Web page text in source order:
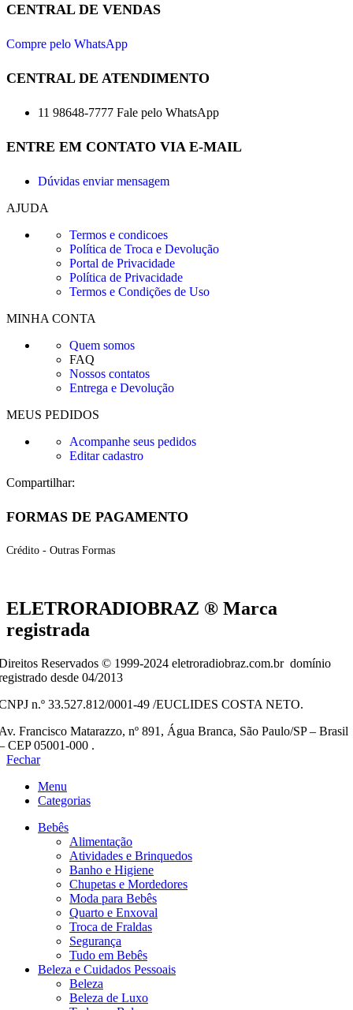
CENTRAL DE VENDAS
Compre pelo WhatsApp
CENTRAL DE ATENDIMENTO
11 98648-7777 Fale pelo WhatsApp
ENTRE EM CONTATO VIA E-MAIL
Dúvidas enviar mensagem
AJUDA
Termos e condicoes
Política de Troca e Devolução
Portal de Privacidade
Política de Privacidade
Termos e Condições de Uso
MINHA CONTA
Quem somos
FAQ
Nossos contatos
Entrega e Devolução
MEUS PEDIDOS
Acompanhe seus pedidos
Editar cadastro
Compartilhar:
FORMAS DE PAGAMENTO
Crédito - Outras Formas
ELETRORADIOBRAZ ® Marca
registrada
Reservados © 1999-2024 eletroradiobraz.com.br domínio
desde 04/2013
n.º 33.527.812/0001-49 /EUCLIDES COSTA NETO.
Francisco Matarazzo, nº 891, Água Branca, São Paulo/SP – Brasil
CEP 05001-000 .
Fechar
Menu
Categorias
Bebês
Alimentação
Atividades e Brinquedos
Banho e Higiene
Chupetas e Mordedores
Moda para Bebês
Quarto e Enxoval
Troca de Fraldas
Segurança
Tudo em Bebês
Beleza e Cuidados Pessoais
Beleza
Beleza de Luxo